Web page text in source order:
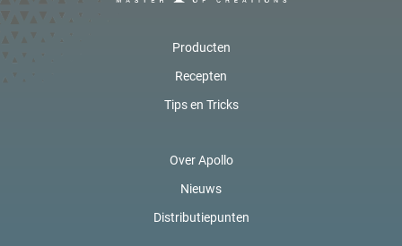
Producten
Recepten
Tips en Tricks
Over Apollo
Nieuws
Distributiepunten